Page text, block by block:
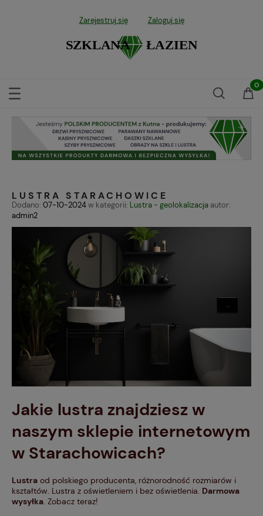
Zarejestruj się Zaloguj się
LUSTRA STARACHOWICE
Dodano: 07-10-2024w kategorii: Lustra - geolokalizacja autor:
admin2
Jakie lustra znajdziesz w
naszym sklepie internetowym
w Starachowicach?
Lustra od polskiego producenta, różnorodność rozmiarów i
kształtów. Lustra z oświetleniem i bez oświetlenia. Darmowa
wysyłka. Zobacz teraz!